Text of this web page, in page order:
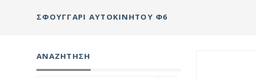
ΣΦΟΥΓΓΆΡΙ ΑΥΤΟΚΙΝΉΤΟΥ Φ6
ΑΝΑΖΉΤΗΣΗ